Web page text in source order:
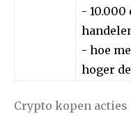
-
- hoe
hoger
Crypto kopen acties